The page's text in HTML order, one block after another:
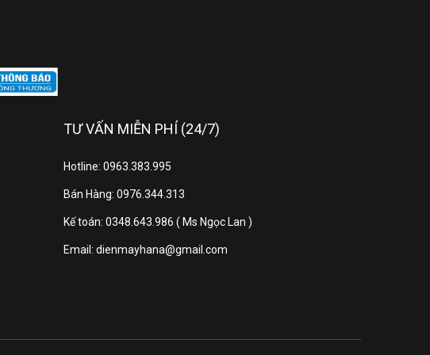
Chức năng Sleep
Dàn đồng độ bền cao
thước/ lắp đặt
TƯ VẤN MIỄN PHÍ (24/7)
Hotline: 0963.383.995
Bán Hàng: 0976.344.313
Kế toán: 0348.643.986 ( Ms Ngọc Lan )
Email: dienmayhana@gmail.com